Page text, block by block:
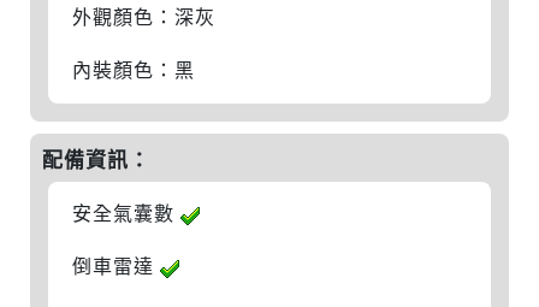
外觀顏色：深灰
內裝顏色：黑
配備資訊：
安全氣囊數
倒車雷達